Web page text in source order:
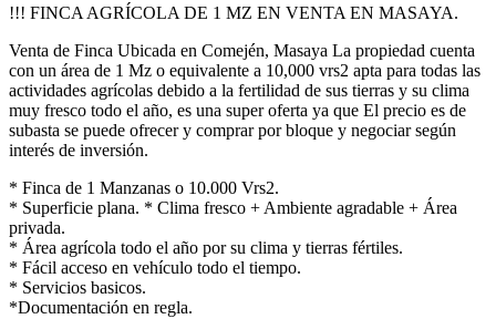
!!! FINCA AGRÍCOLA DE 1 MZ EN VENTA EN MASAYA.
Venta de Finca Ubicada en Comején, Masaya La propiedad cuenta
con un área de 1 Mz o equivalente a 10,000 vrs2 apta para todas las
actividades agrícolas debido a la fertilidad de sus tierras y su clima
muy fresco todo el año, es una super oferta ya que El precio es de
subasta se puede ofrecer y comprar por bloque y negociar según
interés de inversión.
* Finca de 1 Manzanas o 10.000 Vrs2.
* Superficie plana. * Clima fresco + Ambiente agradable + Área
privada.
* Área agrícola todo el año por su clima y tierras fértiles.
* Fácil acceso en vehículo todo el tiempo.
* Servicios basicos.
*Documentación en regla.